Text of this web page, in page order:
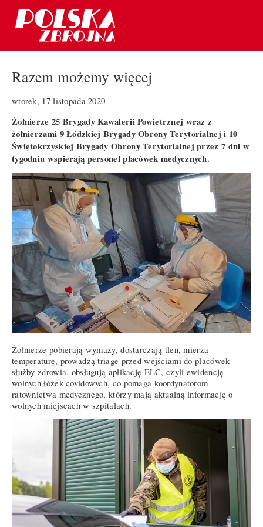
Razem możemy więcej
wtorek, 17 listopada 2020
Żołnierze 25 Brygady Kawalerii Powietrznej wraz z
żołnierzami 9 Łódzkiej Brygady Obrony Terytorialnej i 10
Świętokrzyskiej Brygady Obrony Terytorialnej przez 7 dni w
tygodniu wspierają personel placówek medycznych.
Żołnierze pobierają wymazy, dostarczają tlen, mierzą
temperaturę, prowadzą triage przed wejściami do placówek
służby zdrowia, obsługują aplikację ELC, czyli ewidencję
wolnych łóżek covidowych, co pomaga koordynatorom
ratownictwa medycznego, którzy mają aktualną informację o
wolnych miejscach w szpitalach.